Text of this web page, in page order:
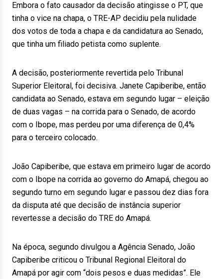
Embora o fato causador da decisão atingisse o PT, que
tinha o vice na chapa, o TRE-AP decidiu pela nulidade
dos votos de toda a chapa e da candidatura ao Senado,
que tinha um filiado petista como suplente.
A decisão, posteriormente revertida pelo Tribunal
Superior Eleitoral, foi decisiva. Janete Capiberibe, então
candidata ao Senado, estava em segundo lugar – eleição
de duas vagas – na corrida para o Senado, de acordo
com o Ibope, mas perdeu por uma diferença de 0,4%
para o terceiro colocado.
João Capiberibe, que estava em primeiro lugar de acordo
com o Ibope na corrida ao governo do Amapá, chegou ao
segundo turno em segundo lugar e passou dez dias fora
da disputa até que decisão de instância superior
revertesse a decisão do TRE do Amapá.
Na época, segundo divulgou a Agência Senado, João
Capiberibe criticou o Tribunal Regional Eleitoral do
Amapá por agir com “dois pesos e duas medidas”. Ele